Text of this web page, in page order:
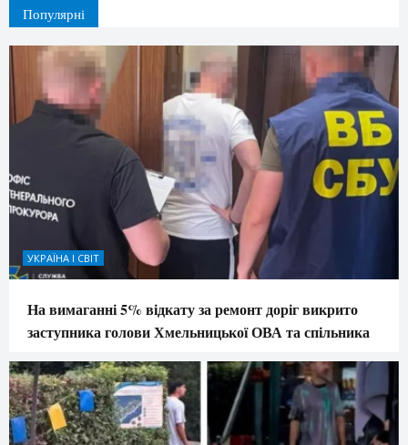
Популярні
УКРАЇНА І СВІТ
На вимаганні 5% відкату за ремонт доріг викрито
заступника голови Хмельницької ОВА та спільника